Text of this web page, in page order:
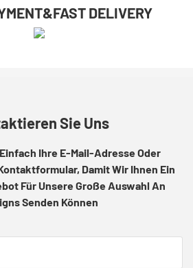
DELIVERY
Sie Uns
Ihre E-Mail-Adresse Oder
Damit Wir Ihnen Ein
Für Unsere Große Auswahl An
Senden Können